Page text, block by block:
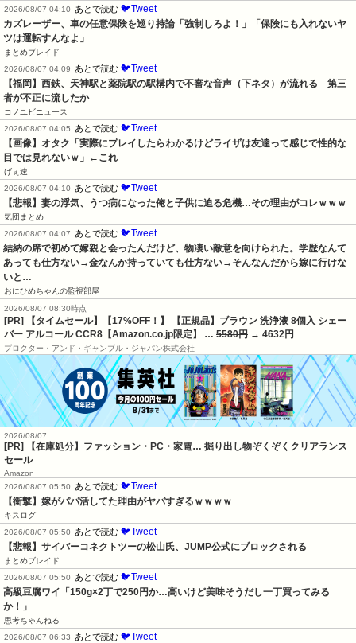
2026/08/07 04:10
あとで読む 🐦Tweet
カズレーザー、車の任意保険を巡り持論「強制しろよ！」「保険にも入れないヤ
ツは運転すんなよ」
まとめブレイド
2026/08/07 04:09
あとで読む 🐦Tweet
【福岡】西鉄、天神駅と薬院駅の駅構内で不審な音声（下ネタ）が流れる　第三
者が不正に流したか
コノユビニュース
2026/08/07 04:05
あとで読む 🐦Tweet
【画像】オタク「実際にプレイしたらわかるけどライザは友達って感じで性的な
目では見れないｗ」←これ
げぇ速
2026/08/07 04:10
あとで読む 🐦Tweet
【悲報】妻の浮気、うつ病になった俺と子供に迫る危機…その理由がコレｗｗｗ
気団まとめ
2026/08/07 04:07
あとで読む 🐦Tweet
結納の席で初めて嫁親と会ったんだけど、物凄い敵意を向けられた。学歴なんて
あっても仕方ない→金なんか持っていても仕方ない→そんなんだから嫁に行けな
いと…
おにひめちゃんの監視部屋
2026/08/07 08:30時点
[PR] 【タイムセール】【17%OFF！】 【正規品】ブラウン 洗浄液 8個入 シェー
バー アルコール CCR8【Amazon.co.jp限定】 … 5580円 → 4632円
プロクター・アンド・ギャンブル・ジャパン株式会社
2026/08/07
[PR] 【在庫処分】ファッション・PC・家電… 掘り出し物ぞくぞくクリアランス
セール
Amazon
2026/08/07 05:50
あとで読む 🐦Tweet
【衝撃】嫁がパパ活してた理由がヤバすぎるｗｗｗｗ
キスログ
2026/08/07 05:50
あとで読む 🐦Tweet
【悲報】サイバーコネクトツーの松山氏、JUMP公式にブロックされる
まとめブレイド
2026/08/07 05:50
あとで読む 🐦Tweet
高級豆腐ワイ「150g×2丁で250円か…高いけど美味そうだし一丁買ってみる
か！」
思考ちゃんねる
2026/08/07 06:33
あとで読む 🐦Tweet